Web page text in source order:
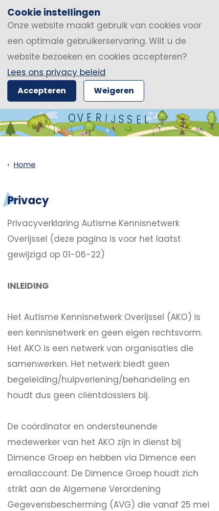
Cookie instellingen
Onze website maakt gebruik van cookies voor
een optimale gebruikerservaring. Wilt u de
website bezoeken en cookies accepteren?
Lees ons privacy beleid
Accepteren Weigeren
Home
Privacy
Privacyverklaring Autisme Kennisnetwerk
Overijssel (deze pagina is voor het laatst
gewijzigd op 01-06-22)
INLEIDING
Het Autisme Kennisnetwerk Overijssel (AKO) is
een kennisnetwerk en geen eigen rechtsvorm.
Het AKO is een netwerk van organisaties die
samenwerken. Het netwerk biedt geen
begeleiding/hulpverlening/behandeling en
houdt dus geen cliëntdossiers bij.
De coördinator en ondersteunende
medewerker van het AKO zijn in dienst bij
Dimence Groep en hebben via Dimence een
emailaccount. De Dimence Groep houdt zich
strikt aan de Algemene Verordening
Gegevensbescherming (AVG) die vanaf 25 mei